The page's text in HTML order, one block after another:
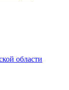
области